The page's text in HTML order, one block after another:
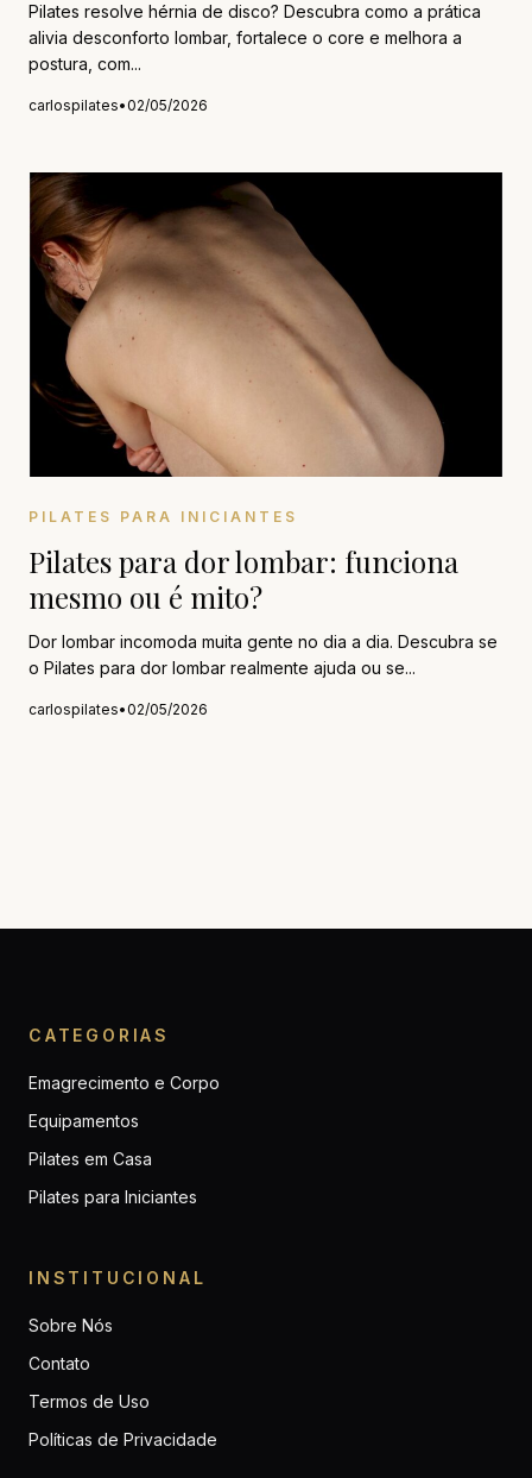
Pilates resolve hérnia de disco? Descubra como a prática
alivia desconforto lombar, fortalece o core e melhora a
postura, com...
carlospilates•02/05/2026
PILATES PARA INICIANTES
Pilates para dor lombar: funciona
mesmo ou é mito?
Dor lombar incomoda muita gente no dia a dia. Descubra se
o Pilates para dor lombar realmente ajuda ou se...
carlospilates•02/05/2026
CATEGORIAS
Emagrecimento e Corpo
Equipamentos
Pilates em Casa
Pilates para Iniciantes
INSTITUCIONAL
Sobre Nós
Contato
Termos de Uso
Políticas de Privacidade